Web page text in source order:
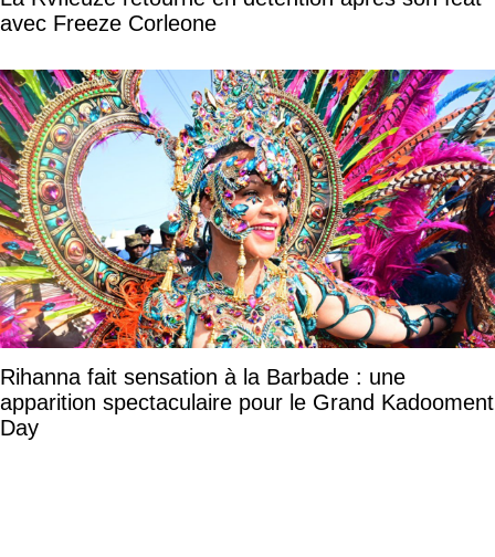
avec Freeze Corleone
Rihanna fait sensation à la Barbade : une
apparition spectaculaire pour le Grand Kadooment
Day